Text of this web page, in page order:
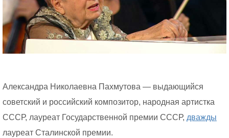
Александра Николаевна Пахмутова — выдающийся
советский и российский композитор, народная артистка
СССР, лауреат Государственной премии СССР, дважды
лауреат Сталинской премии.